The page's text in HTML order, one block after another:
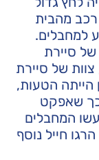
רכב מהבית
למחבלים.
של סיירת
של סיירת
הייתה הטעות,
שאפקט
המחבלים
חייל נוסף